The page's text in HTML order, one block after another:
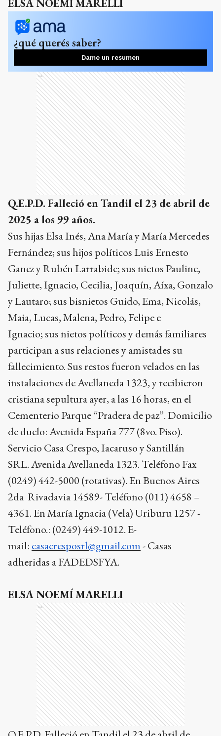
ELSA NOEMÍ MARELLI
¿qué querés saber?
Dame un resumen
Ads
Q.E.P.D. Falleció en Tandil el 23 de abril de
2025 a los 99 años.
Sus hijas Elsa Inés, Ana María y María Mercedes
Fernández;sus hijos políticos Luis Ernesto
Gancz y Rubén Larrabide;sus nietos Pauline,
Juliette, Ignacio, Cecilia, Joaquín, Aíxa, Gonzalo
y Lautaro;sus bisnietos Guido, Ema, Nicolás,
Maia, Lucas, Malena, Pedro, Felipe e
Ignacio;sus nietos políticos y demás familiares
participan a sus relaciones y amistades su
fallecimiento. Sus restos fueron velados en las
instalaciones de Avellaneda 1323, y recibieron
cristiana sepultura ayer, a las 16 horas, en el
Cementerio Parque “Pradera de paz”. Domicilio
de duelo: Avenida España 777 (8vo. Piso).
Servicio Casa Crespo, Iacaruso y Santillán
SRL.Avenida Avellaneda 1323. Teléfono Fax
(0249) 442-5000 (rotativas).En Buenos Aires
2da Rivadavia 14589- Teléfono (011) 4658 –
4361. En María Ignacia (Vela) Uriburu 1257 -
Teléfono.: (0249) 449-1012.E-
mail: casacresposrl@gmail.com- Casas
adheridas a FADEDSFYA.
ELSA NOEMÍ MARELLI
Ads